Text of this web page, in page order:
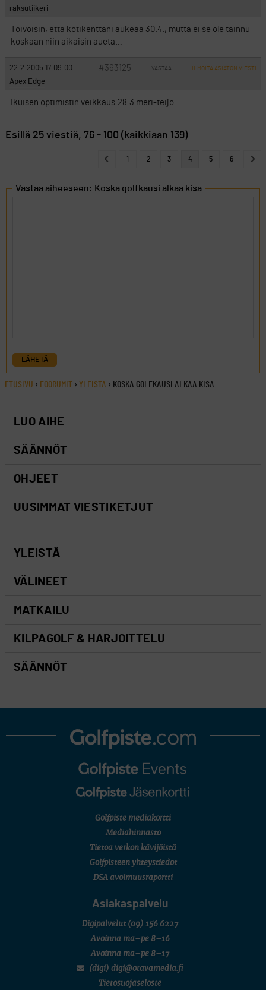
raksutiikeri
Toivoisin, että kotikenttäni aukeaa 30.4., mutta ei se ole tainnu
koskaan niin aikaisin aueta…
22.2.2005 17:09:00 #363125 VASTAA ILMOITA ASIATON VIESTI
Apex Edge
Ikuisen optimistin veikkaus.28.3 meri-teijo
Esillä 25 viestiä, 76 - 100 (kaikkiaan 139)
1 2 3 4 5 6
Vastaa aiheeseen: Koska golfkausi alkaa kisa
LÄHETÄ
ETUSIVU › FOORUMIT › YLEISTÄ › KOSKA GOLFKAUSI ALKAA KISA
LUO AIHE
SÄÄNNÖT
OHJEET
UUSIMMAT VIESTIKETJUT
YLEISTÄ
VÄLINEET
MATKAILU
KILPAGOLF & HARJOITTELU
SÄÄNNÖT
Golfpiste mediakortti
Mediahinnasto
Tietoa verkon kävijöistä
Golfpisteen yhteystiedot
DSA avoimuusraportti
Asiakaspalvelu
Digipalvelut (09) 156 6227
Avoinna ma–pe 8–16
Avoinna ma–pe 8–17
(digi) digi@otavamedia.fi
Tietosuojaseloste